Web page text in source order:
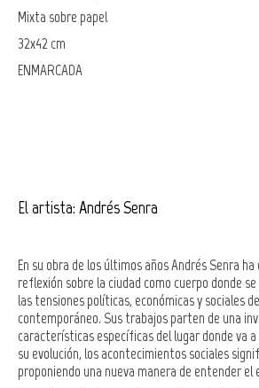
Mixta sobre papel
32x42 cm
ENMARCADA
El artista: Andrés Senra
En su obra de los últimos años Andrés Senra
reflexión sobre la ciudad como cuerpo donde
las tensiones políticas, económicas y sociales
contemporáneo. Sus trabajos parten de una
características específicas del lugar donde va
su evolución, los acontecimientos sociales
proponiendo una nueva manera de entender